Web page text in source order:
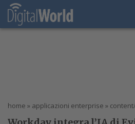
home » applicazioni enterprise »